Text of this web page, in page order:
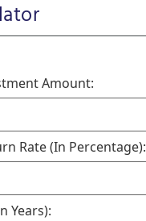
Amount:
Rate (in Percentage):
Years):